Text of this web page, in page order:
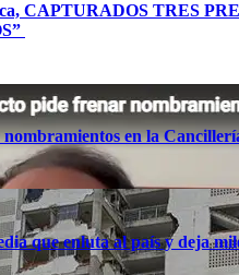
CAPTURADOS TRES
en la
que enluta al país y deja